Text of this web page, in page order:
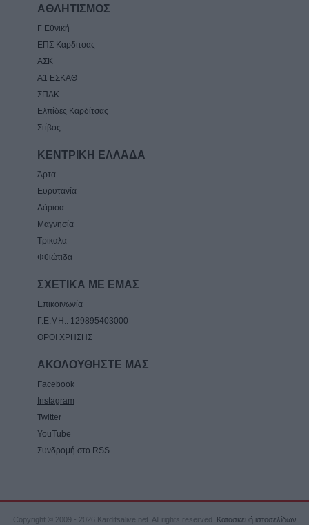
ΑΘΛΗΤΙΣΜΟΣ
Γ Εθνική
ΕΠΣ Καρδίτσας
ΑΣΚ
Α1 ΕΣΚΑΘ
ΣΠΑΚ
Ελπίδες Καρδίτσας
Στίβος
ΚΕΝΤΡΙΚΗ ΕΛΛΑΔΑ
Άρτα
Ευρυτανία
Λάρισα
Μαγνησία
Τρίκαλα
Φθιώτιδα
ΣΧΕΤΙΚΑ ΜΕ ΕΜΑΣ
Επικοινωνία
Γ.Ε.ΜΗ.: 129895403000
ΟΡΟΙ ΧΡΗΣΗΣ
ΑΚΟΛΟΥΘΗΣΤΕ ΜΑΣ
Facebook
Instagram
Twitter
YouTube
Συνδρομή στο RSS
Copyright © 2009 - 2026 Karditsalive.net. All rights reserved. Κατασκευή ιστοσελίδων